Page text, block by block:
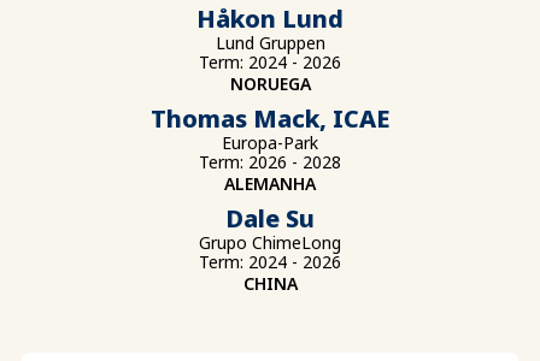
Håkon Lund
Lund Gruppen
Term: 2024 - 2026
NORUEGA
Thomas Mack, ICAE
Europa-Park
Term: 2026 - 2028
ALEMANHA
Dale Su
Grupo ChimeLong
Term: 2024 - 2026
CHINA